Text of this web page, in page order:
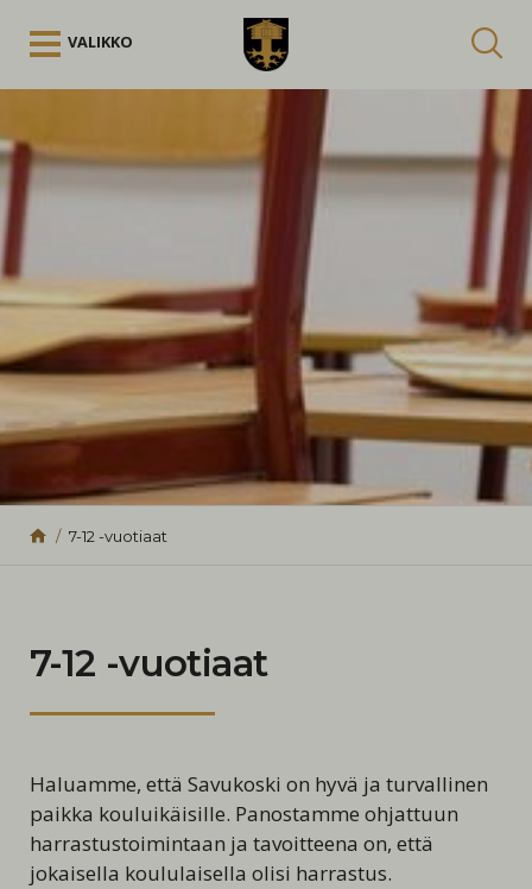
VALIKKO
7-12 -vuotiaat
7-12 -vuotiaat
Haluamme, että Savukoski on hyvä ja turvallinen
paikka kouluikäisille. Panostamme ohjattuun
harrastustoimintaan ja tavoitteena on, että
jokaisella koululaisella olisi harrastus.